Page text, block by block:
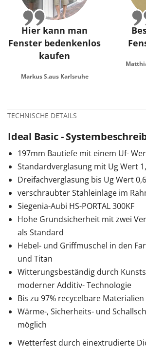
Hier kann man
Fenster bedenkenlos
kaufen
Markus S.aus Karlsruhe
TECHNISCHE DETAILS
Ideal Basic -
197mm Bautiefe mit einem Uf-
Standardverglasung mit Ug Wert
Dreifachverglasung bis Ug Wert
verschraubter Stahleinlage im
Siegenia-Aubi HS-PORTAL 300KF
Hohe Grundsicherheit mit zwei
als Standard
Hebel- und Griffmuschel in den
und Titan
Witterungsbeständig durch
moderner Additiv- Technologie
Bis zu 97% recycelbare Materialien
Wärme-, Sicherheits- und
möglich
Wetterfest durch einextrudierte